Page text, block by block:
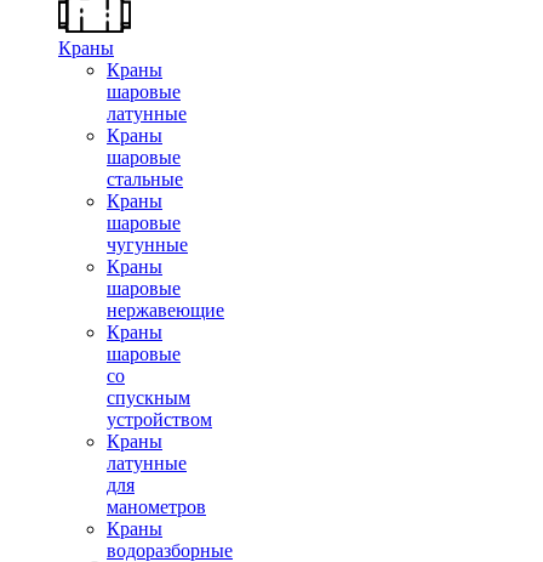
Краны
Краны
шаровые
латунные
Краны
шаровые
стальные
Краны
шаровые
чугунные
Краны
шаровые
нержавеющие
Краны
шаровые
со
спускным
устройством
Краны
латунные
для
манометров
Краны
водоразборные